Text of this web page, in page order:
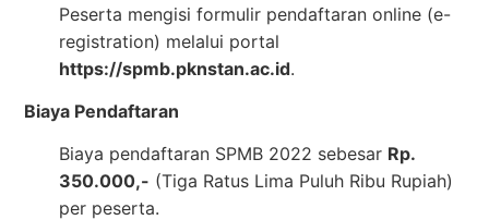
Peserta mengisi formulir pendaftaran online (e-
registration) melalui portal
https://spmb.pknstan.ac.id.
Biaya Pendaftaran
Biaya pendaftaran SPMB 2022 sebesar Rp.
350.000,- (Tiga Ratus Lima Puluh Ribu Rupiah)
per peserta.